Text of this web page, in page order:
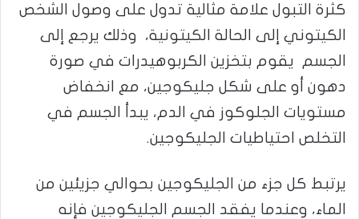
كثرة التبول علامة مثالية تدول على وصول الشخص
الكيتوني إلى الحالة الكيتونية، وذلك يرجع إلى
الجسم يقوم بتخزين الكربوهيدرات في صورة
دهون أو على شكل جليكوجين، مع انخفاض
مستويات الجلوكوز في الدم، يبدأ الجسم في
التخلص احتياطيات الجليكوجين.
يرتبط كل جزء من الجليكوجين بحوالي جزيئين من
الماء، وعندما يفقد الجسم الجليكوجين فإنه